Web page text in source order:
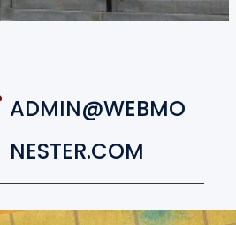
ADMIN@WEBMO
NESTER.COM